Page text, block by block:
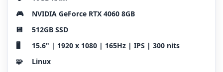
🎮
NVIDIA GeForce RTX 4060 8GB
💾
512GB SSD
🖥️
15.6" | 1920 x 1080 | 165Hz | IPS | 300 nits
🧩
Linux